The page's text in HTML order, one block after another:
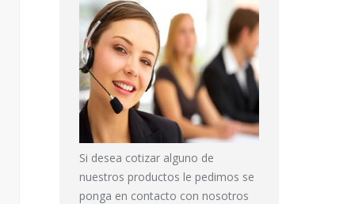
Si desea cotizar alguno de
nuestros productos le pedimos se
ponga en contacto con nosotros